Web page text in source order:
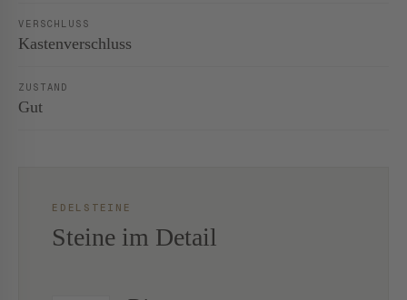
VERSCHLUSS
Kastenverschluss
ZUSTAND
Gut
EDELSTEINE
Steine im Detail